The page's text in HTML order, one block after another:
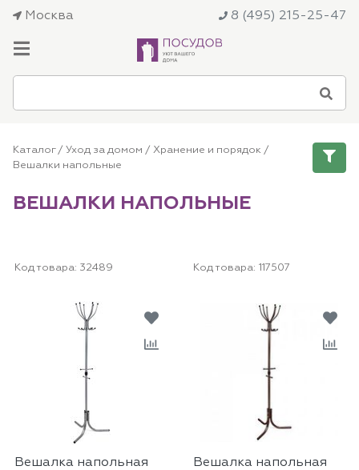
Москва 8 (495) 215-25-47
Каталог/ Уход за домом / Хранение и порядок /
Вешалки напольные
ВЕШАЛКИ НАПОЛЬНЫЕ
Код товара: 32489
Вешалка напольная
Код товара: 117507
Вешалка напольная